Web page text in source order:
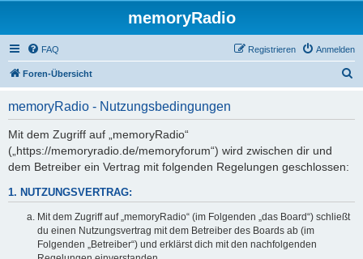
memoryRadio
FAQ Anmelden
Registrieren
Foren-Übersicht
memoryRadio - Nutzungsbedingungen
Mit dem Zugriff auf „memoryRadio“
(„https://memoryradio.de/memoryforum“) wird zwischen dir und
dem Betreiber ein Vertrag mit folgenden Regelungen geschlossen:
1. NUTZUNGSVERTRAG:
Mit dem Zugriff auf „memoryRadio“ (im Folgenden „das Board“) schließt
du einen Nutzungsvertrag mit dem Betreiber des Boards ab (im
Folgenden „Betreiber“) und erklärst dich mit den nachfolgenden